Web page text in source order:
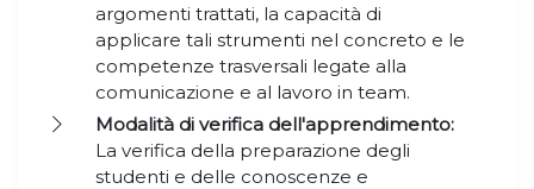
argomenti trattati, la capacità di
applicare tali strumenti nel concreto e le
competenze trasversali legate alla
comunicazione e al lavoro in team.
Modalità di verifica dell'apprendimento:
La verifica della preparazione degli
studenti e delle conoscenze e